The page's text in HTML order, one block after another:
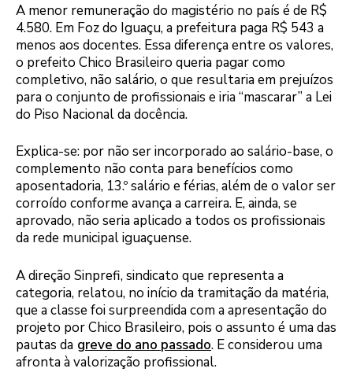
A menor remuneração do magistério no país é de R$
4.580. Em Foz do Iguaçu, a prefeitura paga R$ 543 a
menos aos docentes. Essa diferença entre os valores,
o prefeito Chico Brasileiro queria pagar como
completivo, não salário, o que resultaria em prejuízos
para o conjunto de profissionais e iria “mascarar” a Lei
do Piso Nacional da docência.
Explica-se: por não ser incorporado ao salário-base, o
complemento não conta para benefícios como
aposentadoria, 13.º salário e férias, além de o valor ser
corroído conforme avança a carreira. E, ainda, se
aprovado, não seria aplicado a todos os profissionais
da rede municipal iguaçuense.
A direção Sinprefi, sindicato que representa a
categoria, relatou, no início da tramitação da matéria,
que a classe foi surpreendida com a apresentação do
projeto por Chico Brasileiro, pois o assunto é uma das
pautas da greve do ano passado. E considerou uma
afronta à valorização profissional.